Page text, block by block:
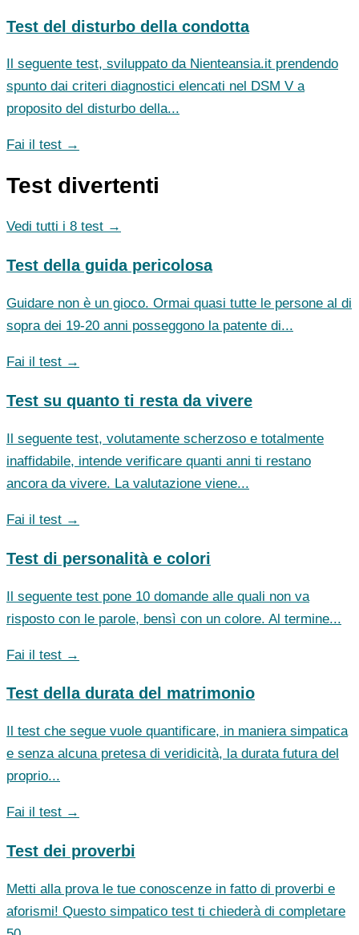
Test del disturbo della condotta
Il seguente test, sviluppato da Nienteansia.it prendendo
spunto dai criteri diagnostici elencati nel DSM V a
proposito del disturbo della...
Fai il test →
Test divertenti
Vedi tutti i 8 test →
Test della guida pericolosa
Guidare non è un gioco. Ormai quasi tutte le persone al di
sopra dei 19-20 anni posseggono la patente di...
Fai il test →
Test su quanto ti resta da vivere
Il seguente test, volutamente scherzoso e totalmente
inaffidabile, intende verificare quanti anni ti restano
ancora da vivere. La valutazione viene...
Fai il test →
Test di personalità e colori
Il seguente test pone 10 domande alle quali non va
risposto con le parole, bensì con un colore. Al termine...
Fai il test →
Test della durata del matrimonio
Il test che segue vuole quantificare, in maniera simpatica
e senza alcuna pretesa di veridicità, la durata futura del
proprio...
Fai il test →
Test dei proverbi
Metti alla prova le tue conoscenze in fatto di proverbi e
aforismi! Questo simpatico test ti chiederà di completare